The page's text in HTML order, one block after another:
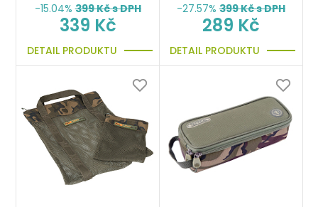
-15.04% 399Kč s DPH
339 Kč
DETAIL PRODUKTU
-27.57% 399Kč s DPH
289 Kč
DETAIL PRODUKTU